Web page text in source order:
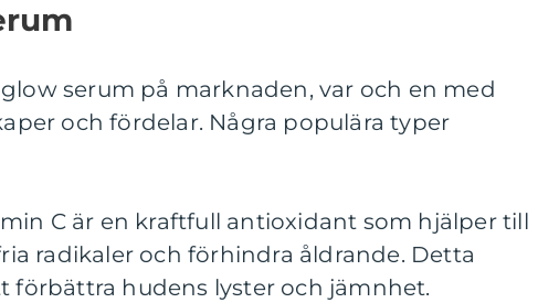
serum på marknaden, var och en med
och fördelar. Några populära typer
C är en kraftfull antioxidant som hjälper till
radikaler och förhindra åldrande. Detta
förbättra hudens lyster och jämnhet.